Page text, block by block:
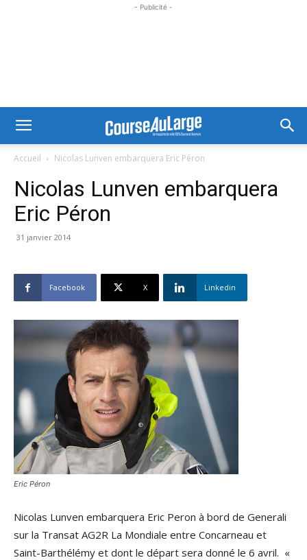
- Publicité -
Accueil Nicolas Lunven embarquera Eric Péron
Nicolas Lunven embarquera
Eric Péron
31 janvier 2014
Facebook X Linkedin
Eric Péron
Nicolas Lunven embarquera Eric Peron à bord de Generali
sur la Transat AG2R La Mondiale entre Concarneau et
Saint-Barthélémy et dont le départ sera donné le 6 avril. «